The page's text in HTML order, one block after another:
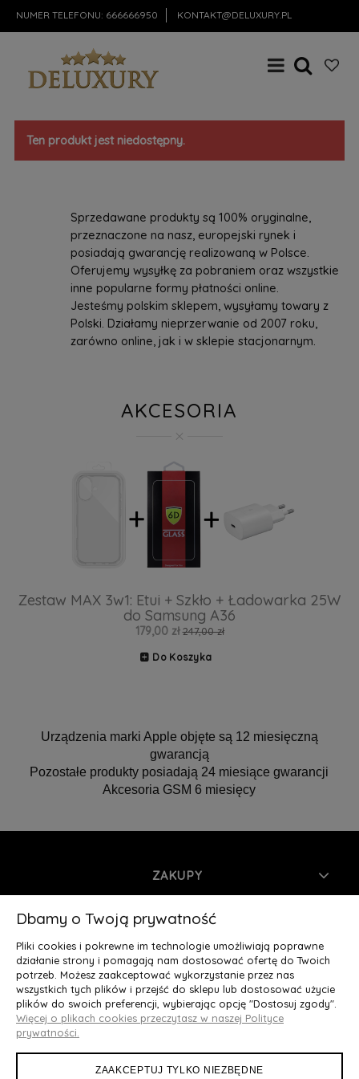
NUMER TELEFONU: 666666950 KONTAKT@DELUXURY.PL
Ten produkt jest niedostępny.
Sprzedawane produkty są 100% oryginalne,
przeznaczone na nasz, europejski rynek i
posiadają gwarancję realizowaną w Polsce.
Oferujemy wysyłkę za pobraniem oraz wszystkie
inne popularne formy płatności online.
Jesteśmy polskim sklepem, wysyłamy towary z
Polski. Działamy nieprzerwanie od 2007 roku,
zarówno online, jak i w sklepie stacjonarnym.
AKCESORIA
Zestaw MAX 3w1: Etui + Szkło + Ładowarka 25W
do Samsung A36
179,00 zł 247,00 zł
Do Koszyka
Urządzenia marki Apple objęte są 12 miesięczną
gwarancją
Pozostałe produkty posiadają 24 miesiące gwarancji
Akcesoria GSM 6 miesięcy
ZAKUPY
INFORMACJE
MOJE KONTO
O NAS
Deluxury.pl
Dbamy o Twoją prywatność
Pliki cookies i pokrewne im technologie umożliwiają poprawne
działanie strony i pomagają nam dostosować ofertę do Twoich
potrzeb. Możesz zaakceptować wykorzystanie przez nas
wszystkich tych plików i przejść do sklepu lub dostosować użycie
plików do swoich preferencji, wybierając opcję "Dostosuj zgody".
Więcej o plikach cookies przeczytasz w naszej Polityce
prywatności.
ZAAKCEPTUJ TYLKO NIEZBĘDNE